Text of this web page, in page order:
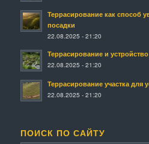
Террасирование как способ
посадки
22.08.2025 - 21:20
Террасирование и
22.08.2025 - 21:20
Террасирование участка для
22.08.2025 - 21:20
ПОИСК ПО САЙТУ